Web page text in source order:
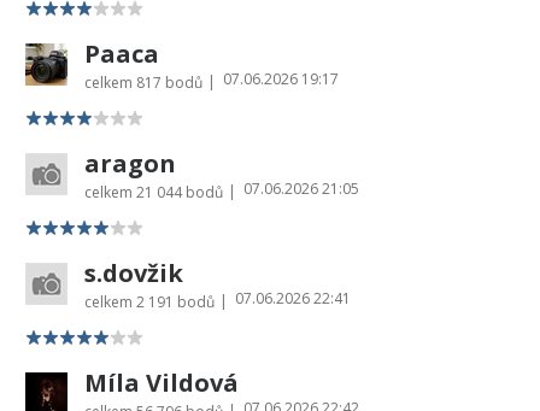
Paaca
celkem 817 bodů | 07.06.2026 19:17
aragon
celkem 21 044 bodů | 07.06.2026 21:05
s.dovžik
celkem 2 191 bodů | 07.06.2026 22:41
Míla Vildová